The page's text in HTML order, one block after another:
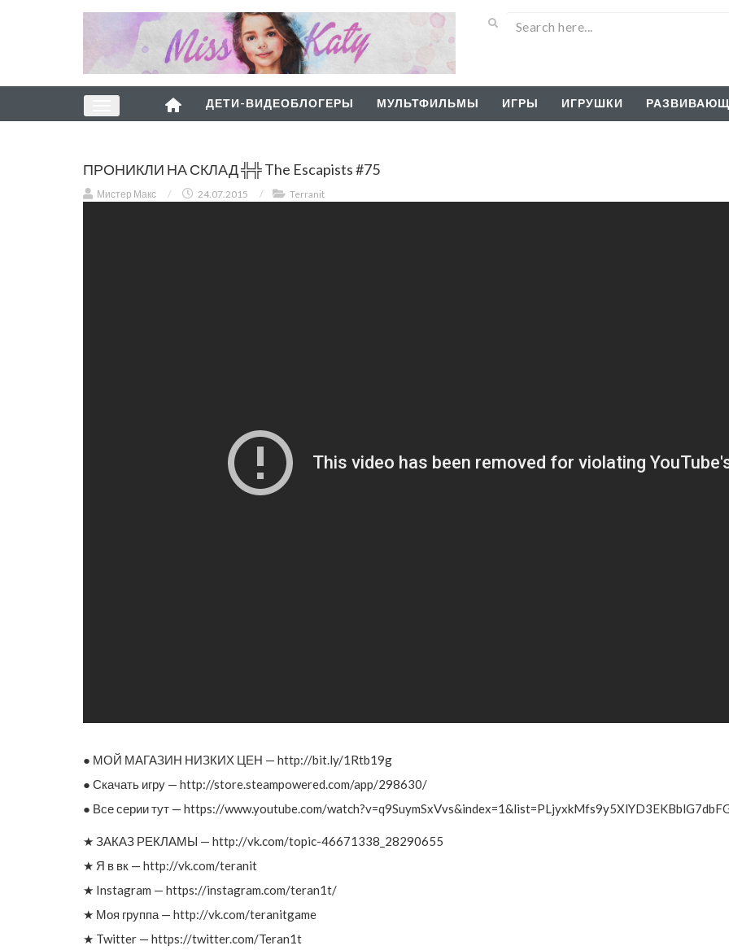
ДЕТИ-ВИДЕОБЛОГЕРЫ МУЛЬТФИЛЬМЫ ИГРЫ ИГРУШКИ
ПРОНИКЛИ НА СКЛАД ╬╬ The Escapists #75
Мистер Макс / 24.07.2015 / Terranit
● МОЙ МАГАЗИН НИЗКИХ ЦЕН — http://bit.ly/1Rtb19g
● Скачать игру — http://store.steampowered.com/app/298630/
● Все серии тут — https://www.youtube.com/
★ ЗАКАЗ РЕКЛАМЫ — http://vk.com/topic-46671338_28290655
★ Я в вк — http://vk.com/teranit
★ Instagram — https://instagram.com/teran1t/
★ Моя группа — http://vk.com/teranitgame
★ Twitter — https://twitter.com/Teran1t